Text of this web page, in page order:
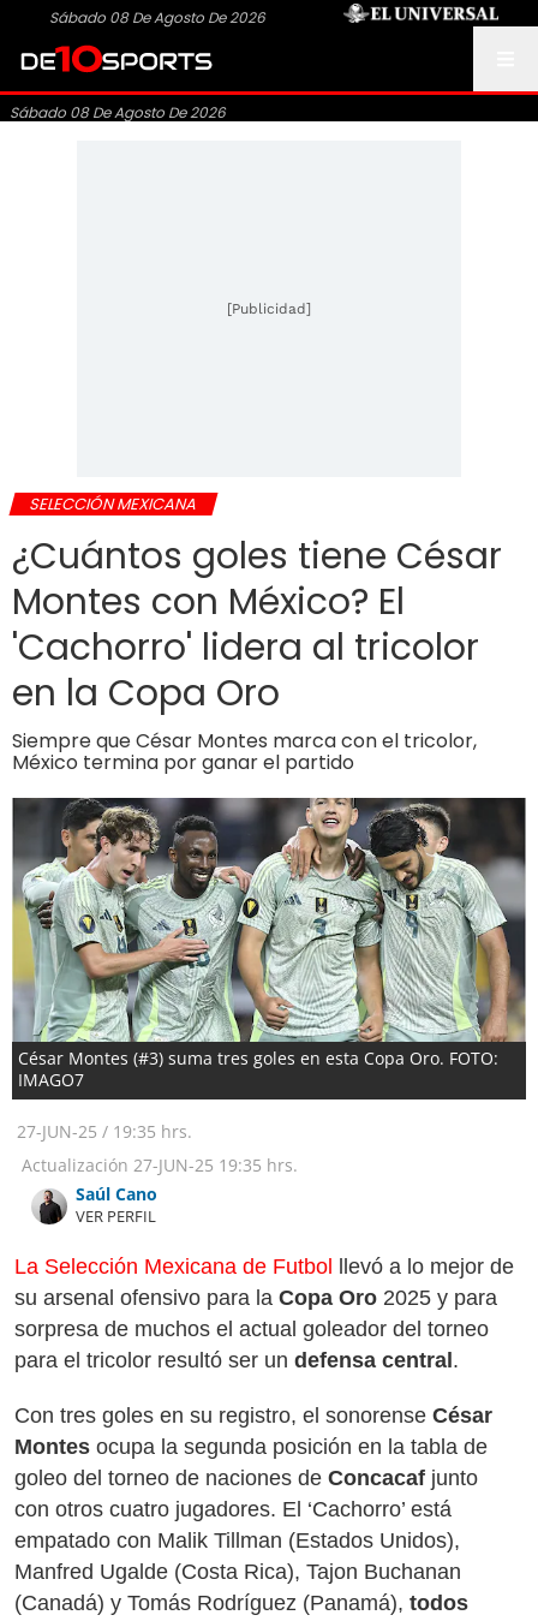
Sábado 08 De Agosto De 2026
Sábado 08 De Agosto De 2026
[Publicidad]
SELECCIÓN MEXICANA
¿Cuántos goles tiene César
Montes con México? El
'Cachorro' lidera al tricolor
en la Copa Oro
Siempre que César Montes marca con el tricolor,
México termina por ganar el partido
César Montes (#3) suma tres goles en esta Copa Oro. FOTO:
IMAGO7
27-JUN-25 / 19:35 hrs.
Actualización 27-JUN-25 19:35 hrs.
Saúl Cano
VER PERFIL
La Selección Mexicana de Futbol
llevó a lo mejor de
su arsenal ofensivo para la Copa Oro 2025 y para
sorpresa de muchos el actual goleador del torneo
para el tricolor resultó ser un defensa central .
Con tres goles en su registro, el sonorense César
Montes ocupa la segunda posición en la tabla de
goleo del torneo de naciones de Concacaf junto
con otros cuatro jugadores. El ‘Cachorro’ está
empatado con Malik Tillman (Estados Unidos),
Manfred Ugalde (Costa Rica), Tajon Buchanan
(Canadá) y Tomás Rodríguez (Panamá), todos